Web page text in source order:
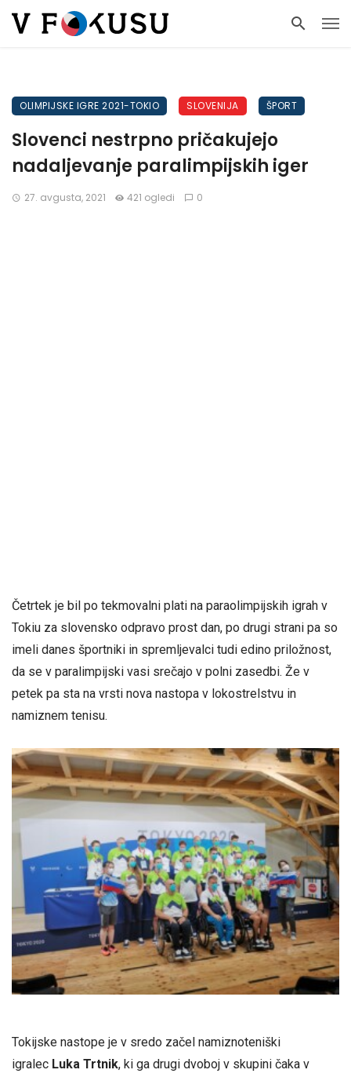
OLIMPIJSKE IGRE 2021-TOKIO SLOVENIJA ŠPORT
Slovenci nestrpno pričakujejo
nadaljevanje paralimpijskih iger
27. avgusta, 2021 421 ogledi 0
Četrtek je bil po tekmovalni plati na paraolimpijskih igrah v
Tokiu za slovensko odpravo prost dan, po drugi strani pa so
imeli danes športniki in spremljevalci tudi edino priložnost,
da se v paralimpijski vasi srečajo v polni zasedbi. Že v
petek pa sta na vrsti nova nastopa v lokostrelstvu in
namiznem tenisu.
Tokijske nastope je v sredo začel namiznoteniški
igralec Luka Trtnik, ki ga drugi dvoboj v skupini čaka v